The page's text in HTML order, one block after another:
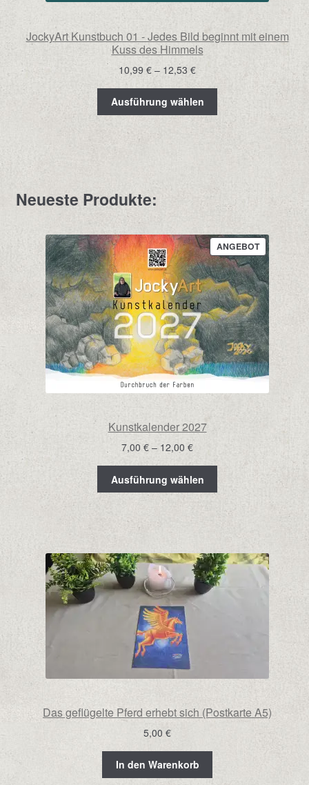
JockyArt Kunstbuch 01 - Jedes Bild beginnt mit einem
Kuss des Himmels
10,99 € – 12,53 €Preisspanne:
bis
12,53 €
Ausführung wählen
Neueste Produkte:
ANGEBOTPRODUKT
IM
ANGEBOT
Kunstkalender 2027
7,00 € – 12,00 €Preisspanne:
bis
12,00 €
Ausführung wählen
Das geflügelte Pferd erhebt sich (Postkarte A5)
5,00 €
In den Warenkorb